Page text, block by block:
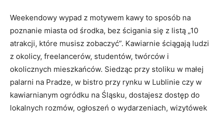
Weekendowy wypad z motywem kawy to sposób na
poznanie miasta od środka, bez ścigania się z listą „10
atrakcji, które musisz zobaczyć”. Kawiarnie ściągają ludzi
z okolicy, freelancerów, studentów, twórców i
okolicznych mieszkańców. Siedząc przy stoliku w małej
palarni na Pradze, w bistro przy rynku w Lublinie czy w
kawiarnianym ogródku na Śląsku, dostajesz dostęp do
lokalnych rozmów, ogłoszeń o wydarzeniach, wizytówek